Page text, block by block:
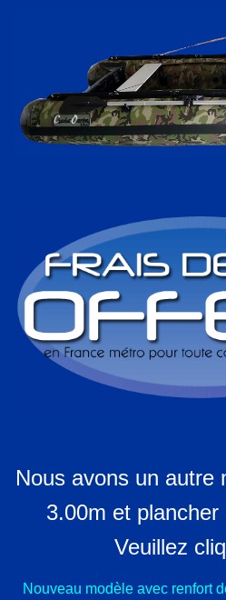
Nous avons un autre
3.00m et plancher
Veuillez
Nouveau modèle avec renfort